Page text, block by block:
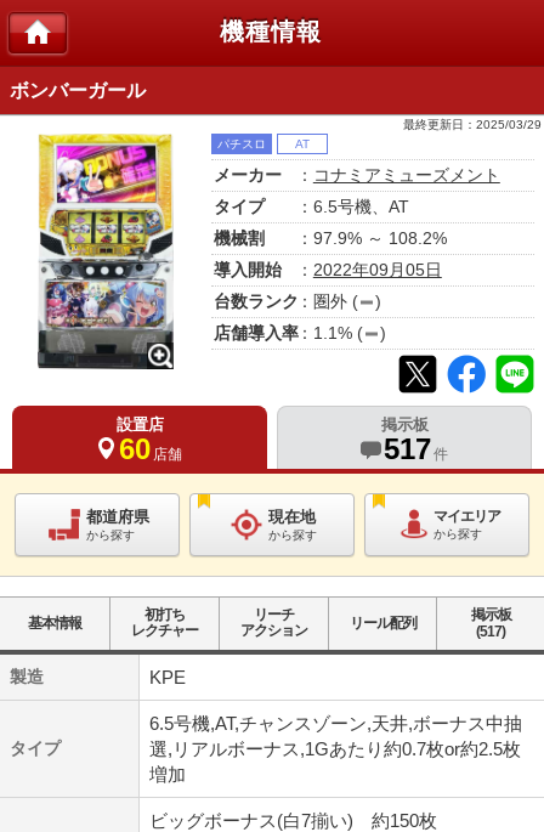
機種情報
ボンバーガール
最終更新日： 2025/03/29
パチスロ
AT
メーカー ： コナミアミューズメント
タイプ
：6.5号機、AT
機械割
：97.9% ～ 108.2%
導入開始
： 2022年09月05日
台数ランク： 圏外(
)
店舗導入率： 1.1% ( )
設置店
60 店舗
掲示板
517件
都道府県
から探す
現在地
から探す
マイエリア
から探す
基本情報
初打ち
レクチャー
リーチ
アクション
リール配列
掲示板
(517)
製造 KPE
タイプ
6.5号機,AT,チャンスゾーン,天井,ボーナス中抽
選,リアルボーナス,1Gあたり約0.7枚or約2.5枚
増加
ビッグボーナス(白7揃い) 約150枚